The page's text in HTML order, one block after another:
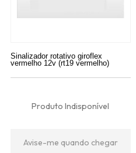
Sinalizador rotativo giroflex
vermelho 12v (rt19 vermelho)
Produto Indisponível
Avise-me quando chegar